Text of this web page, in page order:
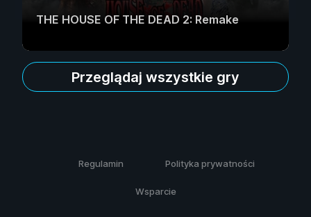
THE HOUSE OF THE DEAD 2: Remake
Przeglądaj wszystkie gry
Regulamin Polityka prywatności
Wsparcie